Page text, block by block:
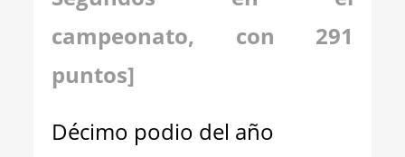
campeonato, con 291
puntos]
Décimo podio del año